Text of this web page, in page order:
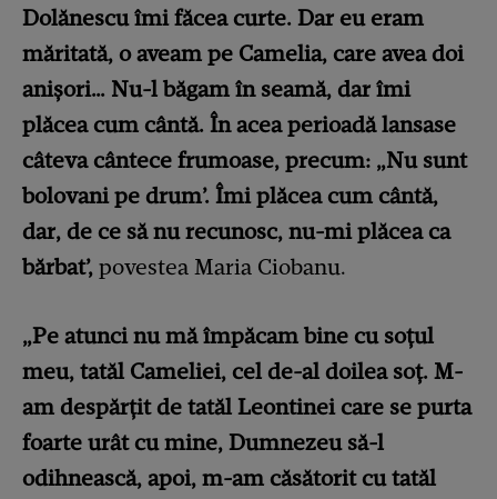
Dolănescu îmi făcea curte. Dar eu eram
măritată, o aveam pe Camelia, care avea doi
anişori… Nu-l băgam în seamă, dar îmi
plăcea cum cântă. În acea perioadă lansase
câteva cântece frumoase, precum: „Nu sunt
bolovani pe drum’. Îmi plăcea cum cântă,
dar, de ce să nu recunosc, nu-mi plăcea ca
bărbat’, povestea Maria Ciobanu.
„Pe atunci nu mă împăcam bine cu soţul
meu, tatăl Cameliei, cel de-al doilea soţ. M-
am despărţit de tatăl Leontinei care se purta
foarte urât cu mine, Dumnezeu să-l
odihnească, apoi, m-am căsătorit cu tatăl